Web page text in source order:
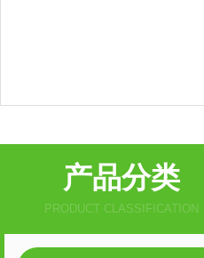
产品分类
PRODUCT CLASSIFICATION